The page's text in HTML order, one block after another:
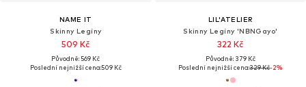
NAME IT
Skinny Legíny
509 Kč
Původně: 569 Kč
Poslední nejnižší cena:509 Kč
LIL'ATELIER
Skinny Legíny 'NBNGayo'
322 Kč
Původně: 379 Kč
Poslední nejnižší cena:329 Kč-2%